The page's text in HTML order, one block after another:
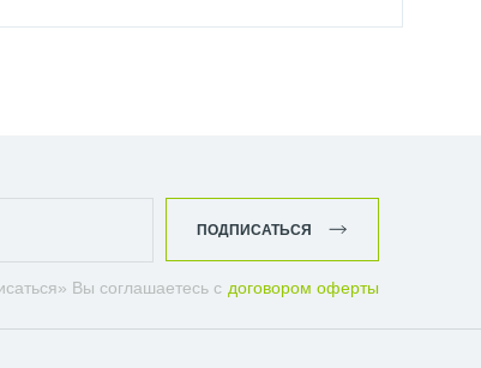
Вы соглашаетесь с договором оферты
ПОДПИСАТЬСЯ